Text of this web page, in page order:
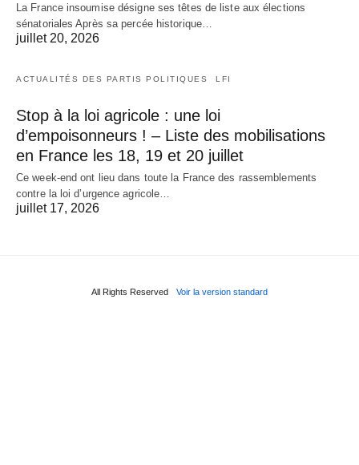
La France insoumise désigne ses têtes de liste aux élections
sénatoriales Après sa percée historique…
juillet 20, 2026
ACTUALITÉS DES PARTIS POLITIQUES LFI
Stop à la loi agricole : une loi
d’empoisonneurs ! – Liste des mobilisations
en France les 18, 19 et 20 juillet
Ce week-end ont lieu dans toute la France des rassemblements
contre la loi d’urgence agricole…
juillet 17, 2026
All Rights Reserved Voir la version standard